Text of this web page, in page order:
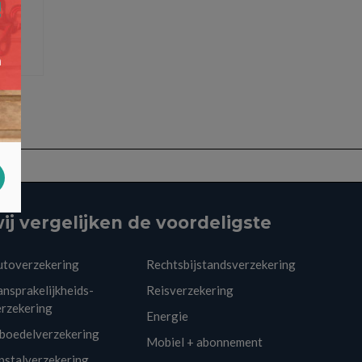
vergelijken de voordeligste
Rechtsbijstandsverzekering
Reisverzekering
Energie
Mobiel + abonnement